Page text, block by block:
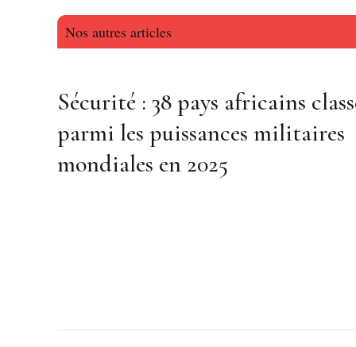
Nos autres articles
Sécurité : 38 pays africains
parmi les puissances militaires
mondiales en 2025